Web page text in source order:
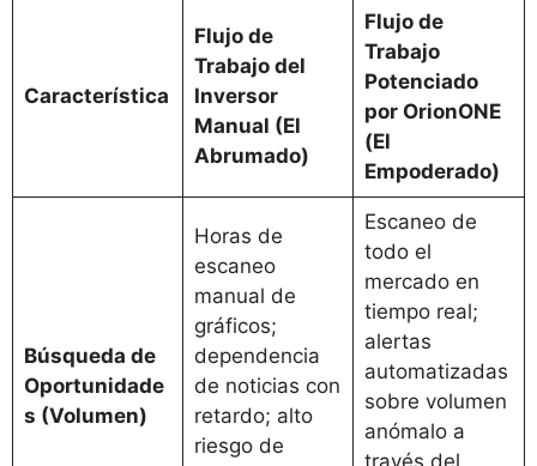
Característica
Flujo de
Trabajo del
Inversor
Manual (El
Abrumado)
Flujo de
Trabajo
Potenciado
por OrionONE
(El
Empoderado)
Búsqueda de
Oportunidade
s (Volumen)
Horas de
escaneo
manual de
gráficos;
dependencia
de noticias con
retardo; alto
riesgo de
Escaneo de
todo el
mercado en
tiempo real;
alertas
automatizadas
sobre volumen
anómalo a
través del